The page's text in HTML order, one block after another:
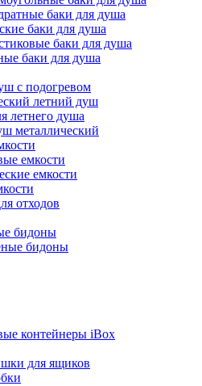
баки для душа
баки для душа
баки для душа
баки для душа
с подогревом
летний душ
летнего душа
металлический
емкости
емкости
отходов
бидоны
бидоны
контейнеры iBox
для ящиков